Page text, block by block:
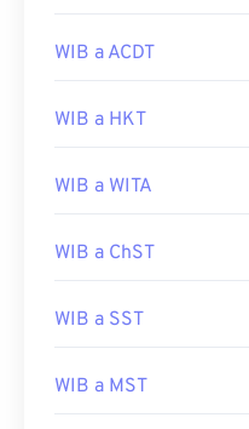
WIB a ACDT
WIB a HKT
WIB a WITA
WIB a ChST
WIB a SST
WIB a MST